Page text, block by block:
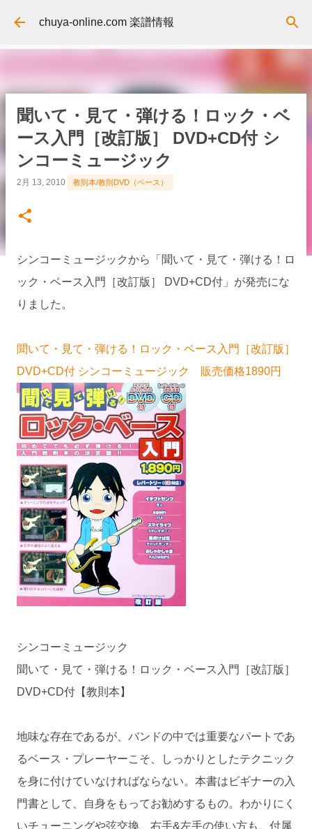
スキップしてメイン コンテンツに移動
chuya-online.com 楽譜情報
聞いて・見て・弾ける！ロック・ベ
ース入門［改訂版］ DVD+CD付 シ
ンコーミュージック
2月 13, 2010 教則本/教則DVD（ベース）
シンコーミュージックから「聞いて・見て・弾ける！ロ
ック・ベース入門［改訂版］ DVD+CD付」が発売にな
りました。
聞いて・見て・弾ける！ロック・ベース入門［改訂版］
DVD+CD付 シンコーミュージック 販売価格1890円
シンコーミュージック
聞いて・見て・弾ける！ロック・ベース入門［改訂版］
DVD+CD付【教則本】
地味な存在であるが、バンドの中では重要なパートであ
るベース・プレーヤーこそ、しっかりとしたテクニック
を身に付けていなければならない。本書はビギナーの入
門書として、自身をもってお勧めするもの。わかりにく
いチューニングや弦交換、右手&左手の使い方も、付属